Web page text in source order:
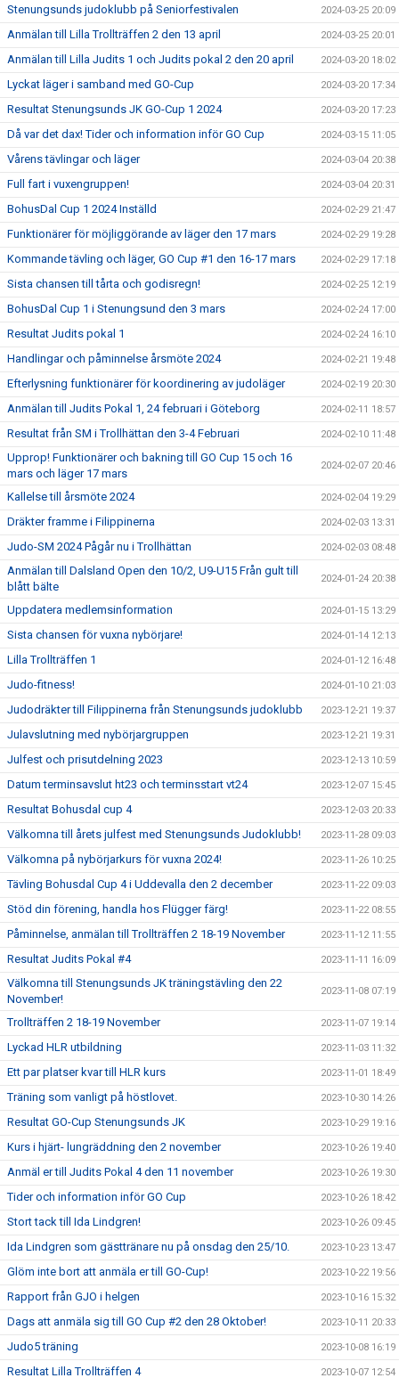
Stenungsunds judoklubb på Seniorfestivalen 2024-03-25 20:09
Anmälan till Lilla Trollträffen 2 den 13 april 2024-03-25 20:01
Anmälan till Lilla Judits 1 och Judits pokal 2 den 20 april 2024-03-20 18:02
Lyckat läger i samband med GO-Cup 2024-03-20 17:34
Resultat Stenungsunds JK GO-Cup 1 2024 2024-03-20 17:23
Då var det dax! Tider och information inför GO Cup 2024-03-15 11:05
Vårens tävlingar och läger 2024-03-04 20:38
Full fart i vuxengruppen! 2024-03-04 20:31
BohusDal Cup 1 2024 Inställd 2024-02-29 21:47
Funktionärer för möjliggörande av läger den 17 mars 2024-02-29 19:28
Kommande tävling och läger, GO Cup #1 den 16-17 mars 2024-02-29 17:18
Sista chansen till tårta och godisregn! 2024-02-25 12:19
BohusDal Cup 1 i Stenungsund den 3 mars 2024-02-24 17:00
Resultat Judits pokal 1 2024-02-24 16:10
Handlingar och påminnelse årsmöte 2024 2024-02-21 19:48
Efterlysning funktionärer för koordinering av judoläger 2024-02-19 20:30
Anmälan till Judits Pokal 1, 24 februari i Göteborg 2024-02-11 18:57
Resultat från SM i Trollhättan den 3-4 Februari 2024-02-10 11:48
Upprop! Funktionärer och bakning till GO Cup 15 och 16
mars och läger 17 mars
2024-02-07 20:46
Kallelse till årsmöte 2024 2024-02-04 19:29
Dräkter framme i Filippinerna 2024-02-03 13:31
Judo-SM 2024 Pågår nu i Trollhättan 2024-02-03 08:48
Anmälan till Dalsland Open den 10/2, U9-U15 Från gult till
blått bälte
2024-01-24 20:38
Uppdatera medlemsinformation 2024-01-15 13:29
Sista chansen för vuxna nybörjare! 2024-01-14 12:13
Lilla Trollträffen 1 2024-01-12 16:48
Judo-fitness! 2024-01-10 21:03
Judodräkter till Filippinerna från Stenungsunds judoklubb 2023-12-21 19:37
Julavslutning med nybörjargruppen 2023-12-21 19:31
Julfest och prisutdelning 2023 2023-12-13 10:59
Datum terminsavslut ht23 och terminsstart vt24 2023-12-07 15:45
Resultat Bohusdal cup 4 2023-12-03 20:33
Välkomna till årets julfest med Stenungsunds Judoklubb! 2023-11-28 09:03
Välkomna på nybörjarkurs för vuxna 2024! 2023-11-26 10:25
Tävling Bohusdal Cup 4 i Uddevalla den 2 december 2023-11-22 09:03
Stöd din förening, handla hos Flügger färg! 2023-11-22 08:55
Påminnelse, anmälan till Trollträffen 2 18-19 November 2023-11-12 11:55
Resultat Judits Pokal #4 2023-11-11 16:09
Välkomna till Stenungsunds JK träningstävling den 22
November!
2023-11-08 07:19
Trollträffen 2 18-19 November 2023-11-07 19:14
Lyckad HLR utbildning 2023-11-03 11:32
Ett par platser kvar till HLR kurs 2023-11-01 18:49
Träning som vanligt på höstlovet. 2023-10-30 14:26
Resultat GO-Cup Stenungsunds JK 2023-10-29 19:16
Kurs i hjärt- lungräddning den 2 november 2023-10-26 19:40
Anmäl er till Judits Pokal 4 den 11 november 2023-10-26 19:30
Tider och information inför GO Cup 2023-10-26 18:42
Stort tack till Ida Lindgren! 2023-10-26 09:45
Ida Lindgren som gästtränare nu på onsdag den 25/10. 2023-10-23 13:47
Glöm inte bort att anmäla er till GO-Cup! 2023-10-22 19:56
Rapport från GJO i helgen 2023-10-16 15:32
Dags att anmäla sig till GO Cup #2 den 28 Oktober! 2023-10-11 20:33
Judo5 träning 2023-10-08 16:19
Resultat Lilla Trollträffen 4 2023-10-07 12:54